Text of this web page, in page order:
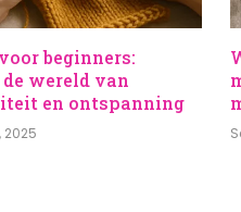
beginners:
wereld van
en ontspanning
2025